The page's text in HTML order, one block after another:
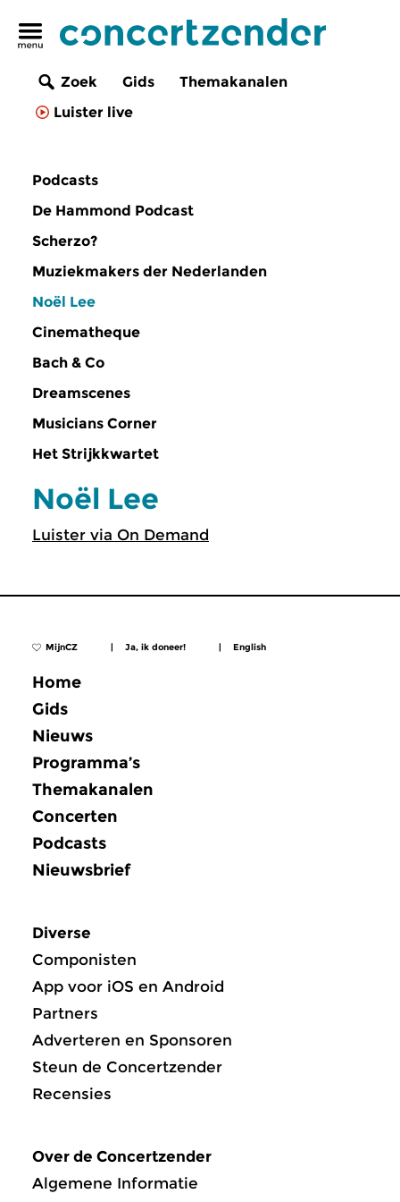
Zoek Gids
Themakanalen
Luister live
Podcasts
De Hammond Podcast
Scherzo?
Muziekmakers der Nederlanden
Noël Lee
Cinematheque
Bach & Co
Dreamscenes
Musicians Corner
Het Strijkkwartet
Noël Lee
Luister via On Demand
MijnCZ | Ja, ik doneer! | English
Home
Gids
Nieuws
Programma’s
Themakanalen
Concerten
Podcasts
Nieuwsbrief
Diverse
Componisten
App voor iOS en Android
Partners
Adverteren en Sponsoren
Steun de Concertzender
Recensies
Over de Concertzender
Algemene Informatie